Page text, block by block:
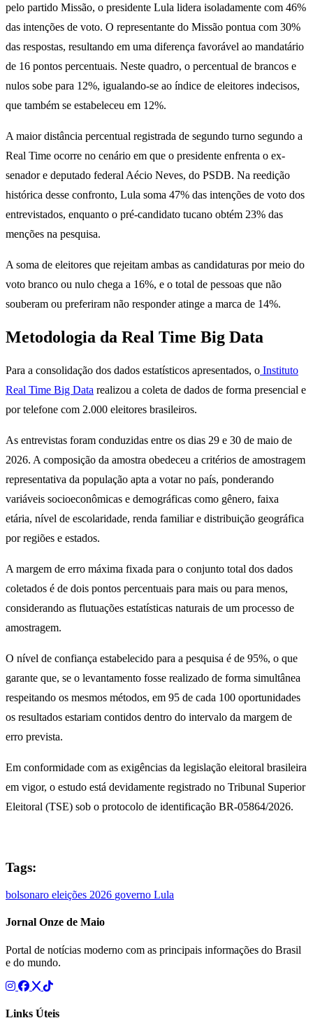
pelo partido Missão, o presidente Lula lidera isoladamente com 46%
das intenções de voto. O representante do Missão pontua com 30%
das respostas, resultando em uma diferença favorável ao mandatário
de 16 pontos percentuais. Neste quadro, o percentual de brancos e
nulos sobe para 12%, igualando-se ao índice de eleitores indecisos,
que também se estabeleceu em 12%.
A maior distância percentual registrada de segundo turno segundo a
Real Time ocorre no cenário em que o presidente enfrenta o ex-
senador e deputado federal Aécio Neves, do PSDB. Na reedição
histórica desse confronto, Lula soma 47% das intenções de voto dos
entrevistados, enquanto o pré-candidato tucano obtém 23% das
menções na pesquisa.
A soma de eleitores que rejeitam ambas as candidaturas por meio do
voto branco ou nulo chega a 16%, e o total de pessoas que não
souberam ou preferiram não responder atinge a marca de 14%.
Metodologia da Real Time Big Data
Para a consolidação dos dados estatísticos apresentados, o Instituto
Real Time Big Data realizou a coleta de dados de forma presencial e
por telefone com 2.000 eleitores brasileiros.
As entrevistas foram conduzidas entre os dias 29 e 30 de maio de
2026. A composição da amostra obedeceu a critérios de amostragem
representativa da população apta a votar no país, ponderando
variáveis socioeconômicas e demográficas como gênero, faixa
etária, nível de escolaridade, renda familiar e distribuição geográfica
por regiões e estados.
A margem de erro máxima fixada para o conjunto total dos dados
coletados é de dois pontos percentuais para mais ou para menos,
considerando as flutuações estatísticas naturais de um processo de
amostragem.
O nível de confiança estabelecido para a pesquisa é de 95%, o que
garante que, se o levantamento fosse realizado de forma simultânea
respeitando os mesmos métodos, em 95 de cada 100 oportunidades
os resultados estariam contidos dentro do intervalo da margem de
erro prevista.
Em conformidade com as exigências da legislação eleitoral brasileira
em vigor, o estudo está devidamente registrado no Tribunal Superior
Eleitoral (TSE) sob o protocolo de identificação BR-05864/2026.
Tags:
bolsonaro eleições 2026 governo Lula
Jornal Onze de Maio
Portal de notícias moderno com as principais informações do Brasil
e do mundo.
Links Úteis